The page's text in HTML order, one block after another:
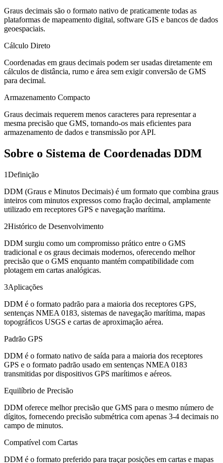
Graus decimais são o formato nativo de praticamente todas as
plataformas de mapeamento digital, software GIS e bancos de dados
geoespaciais.
Cálculo Direto
Coordenadas em graus decimais podem ser usadas diretamente em
cálculos de distância, rumo e área sem exigir conversão de GMS
para decimal.
Armazenamento Compacto
Graus decimais requerem menos caracteres para representar a
mesma precisão que GMS, tornando-os mais eficientes para
armazenamento de dados e transmissão por API.
Sobre o Sistema de Coordenadas DDM
1Definição
DDM (Graus e Minutos Decimais) é um formato que combina graus
inteiros com minutos expressos como fração decimal, amplamente
utilizado em receptores GPS e navegação marítima.
2Histórico de Desenvolvimento
DDM surgiu como um compromisso prático entre o GMS
tradicional e os graus decimais modernos, oferecendo melhor
precisão que o GMS enquanto mantém compatibilidade com
plotagem em cartas analógicas.
3Aplicações
DDM é o formato padrão para a maioria dos receptores GPS,
sentenças NMEA 0183, sistemas de navegação marítima, mapas
topográficos USGS e cartas de aproximação aérea.
Padrão GPS
DDM é o formato nativo de saída para a maioria dos receptores
GPS e o formato padrão usado em sentenças NMEA 0183
transmitidas por dispositivos GPS marítimos e aéreos.
Equilíbrio de Precisão
DDM oferece melhor precisão que GMS para o mesmo número de
dígitos, fornecendo precisão submétrica com apenas 3-4 decimais no
campo de minutos.
Compatível com Cartas
DDM é o formato preferido para traçar posições em cartas e mapas